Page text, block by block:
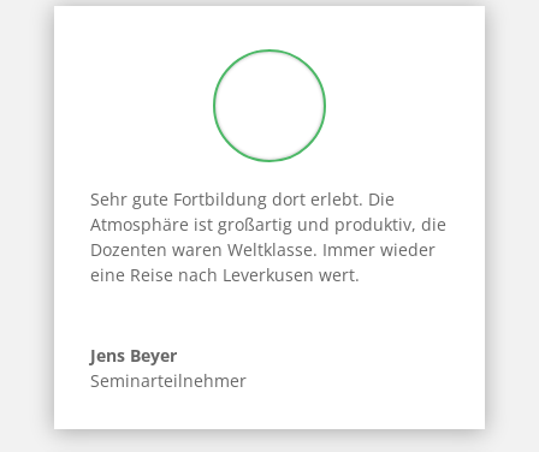
Sehr gute Fortbildung dort erlebt. Die
Atmosphäre ist großartig und produktiv, die
Dozenten waren Weltklasse. Immer wieder
eine Reise nach Leverkusen wert.
Jens Beyer
Seminarteilnehmer